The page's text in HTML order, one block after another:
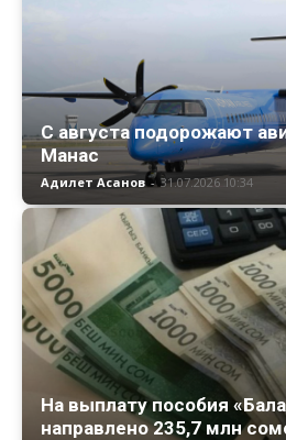
С августа подорожают
Манас
Адилет Асанов - 31.07.2026 10:34
На выплату пособия
направлено 235,7 млн